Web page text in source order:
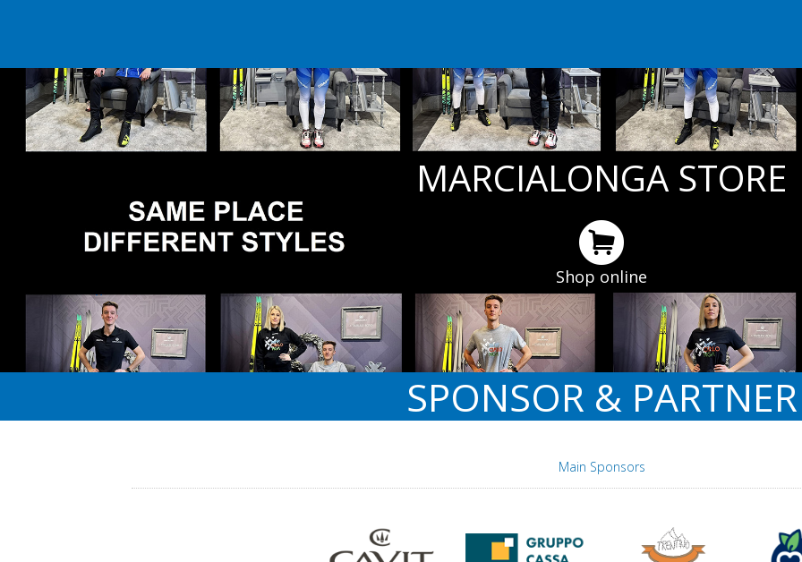
MARCIALONGA STORE
Shop online
SPONSOR & PARTNER
Main Sponsors